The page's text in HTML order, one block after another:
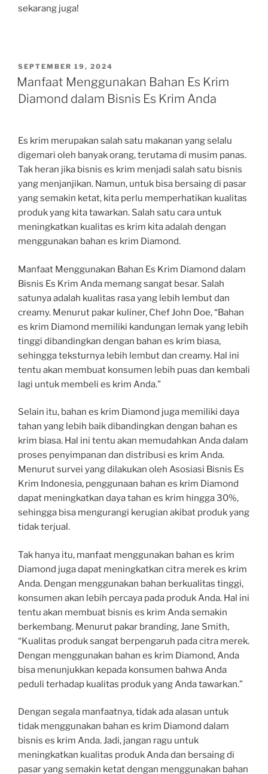
sekarang juga!
POSTED
ON
SEPTEMBER 19, 2024
Manfaat Menggunakan Bahan Es Krim
Diamond dalam Bisnis Es Krim Anda
Es krim merupakan salah satu makanan yang selalu
digemari oleh banyak orang, terutama di musim panas.
Tak heran jika bisnis es krim menjadi salah satu bisnis
yang menjanjikan. Namun, untuk bisa bersaing di pasar
yang semakin ketat, kita perlu memperhatikan kualitas
produk yang kita tawarkan. Salah satu cara untuk
meningkatkan kualitas es krim kita adalah dengan
menggunakan bahan es krim Diamond.
Manfaat Menggunakan Bahan Es Krim Diamond dalam
Bisnis Es Krim Anda memang sangat besar. Salah
satunya adalah kualitas rasa yang lebih lembut dan
creamy. Menurut pakar kuliner, Chef John Doe, “Bahan
es krim Diamond memiliki kandungan lemak yang lebih
tinggi dibandingkan dengan bahan es krim biasa,
sehingga teksturnya lebih lembut dan creamy. Hal ini
tentu akan membuat konsumen lebih puas dan kembali
lagi untuk membeli es krim Anda.”
Selain itu, bahan es krim Diamond juga memiliki daya
tahan yang lebih baik dibandingkan dengan bahan es
krim biasa. Hal ini tentu akan memudahkan Anda dalam
proses penyimpanan dan distribusi es krim Anda.
Menurut survei yang dilakukan oleh Asosiasi Bisnis Es
Krim Indonesia, penggunaan bahan es krim Diamond
dapat meningkatkan daya tahan es krim hingga 30%,
sehingga bisa mengurangi kerugian akibat produk yang
tidak terjual.
Tak hanya itu, manfaat menggunakan bahan es krim
Diamond juga dapat meningkatkan citra merek es krim
Anda. Dengan menggunakan bahan berkualitas tinggi,
konsumen akan lebih percaya pada produk Anda. Hal ini
tentu akan membuat bisnis es krim Anda semakin
berkembang. Menurut pakar branding, Jane Smith,
“Kualitas produk sangat berpengaruh pada citra merek.
Dengan menggunakan bahan es krim Diamond, Anda
bisa menunjukkan kepada konsumen bahwa Anda
peduli terhadap kualitas produk yang Anda tawarkan.”
Dengan segala manfaatnya, tidak ada alasan untuk
tidak menggunakan bahan es krim Diamond dalam
bisnis es krim Anda. Jadi, jangan ragu untuk
meningkatkan kualitas produk Anda dan bersaing di
pasar yang semakin ketat dengan menggunakan bahan